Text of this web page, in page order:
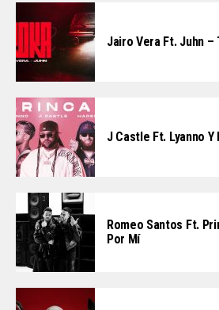
Jairo Vera Ft. Juhn –
J Castle Ft. Lyanno
Romeo Santos Ft.
Por Mí